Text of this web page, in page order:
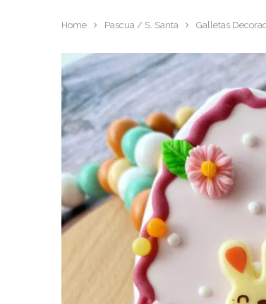
Home Pascua / S. Santa Galletas